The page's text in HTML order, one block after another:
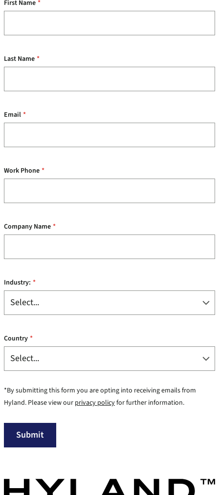
*
First Name
*
Last Name
*
Email
*
Work Phone
*
Company Name
*
Industry:
*
Country
*By submitting this form you are opting into receiving emails from
Hyland. Please view our privacy policyfor further information.
Submit